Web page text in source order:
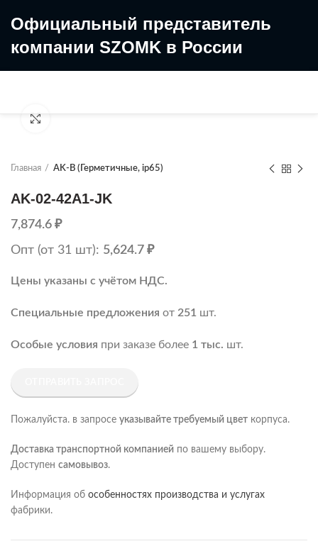
Официальный представитель
компании SZOMK в России
Главная AK-B (Герметичные, ip65)
AK-02-42A1-JK
7,874.6 ₽
Опт (от 31 шт): 5,624.7 ₽
Цены указаны с учётом НДС.
Специальные предложения от 251 шт.
Особые условия при заказе более 1 тыс. шт.
Пожалуйста. в запросе указывайте требуемый цвет корпуса.
Доставка транспортной компанией по вашему выбору.
Доступен самовывоз.
Информация об особенностях производства и услугах
фабрики.